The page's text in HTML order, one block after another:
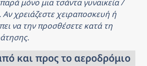
μόνο μια τσάντα γυναικεία /
χρειάζεστε χειραποσκευή ή
να την προσθέσετε κατά τη
και προς το αεροδρόμιο